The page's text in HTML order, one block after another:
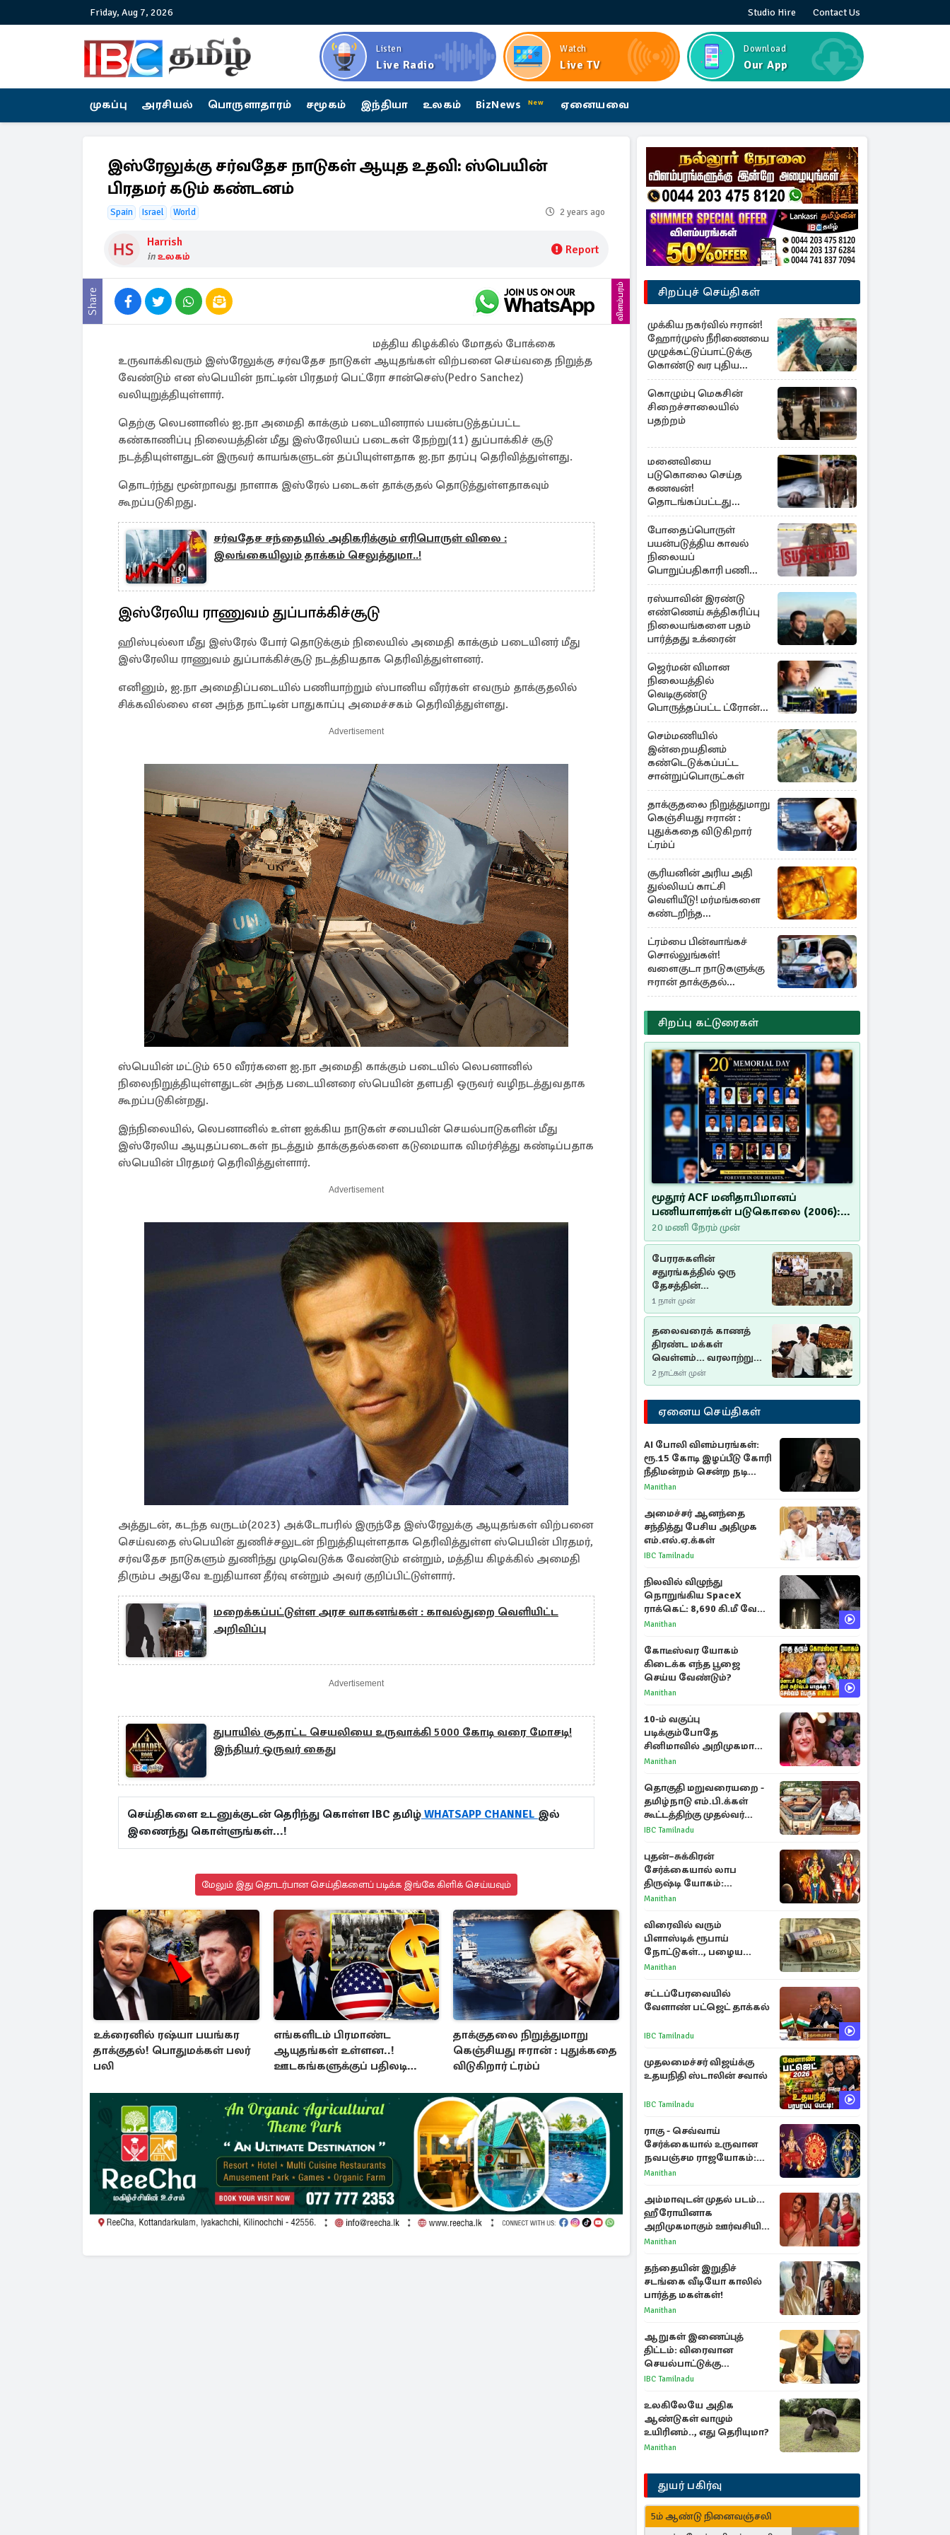
Friday, Aug 7, 2026 Studio Hire Contact Us
Listen
Live Radio
Watch
Live TV
Download
Our App
முகப்பு அரசியல் பொருளாதாரம் சமூகம் இந்தியா உலகம் BizNews New ஏனையவை
இஸ்ரேலுக்கு சர்வதேச நாடுகள் ஆயுத உதவி: ஸ்பெயின்
பிரதமர் கடும் கண்டனம்
Spain Israel World 2 years ago
Harrish
inஉலகம் Report
Share விளம்பரம்
மத்திய கிழக்கில் மோதல் போக்கை
உருவாக்கிவரும் இஸ்ரேலுக்கு சர்வதேச நாடுகள் ஆயுதங்கள் விற்பனை செய்வதை நிறுத்த
வேண்டும் என ஸ்பெயின் நாட்டின் பிரதமர் பெட்ரோ சான்செஸ்(Pedro Sanchez)
வலியுறுத்தியுள்ளார்.
தெற்கு லெபனானில் ஐ.நா அமைதி காக்கும் படையினரால் பயன்படுத்தப்பட்ட
கண்காணிப்பு நிலையத்தின் மீது இஸ்ரேலியப் படைகள் நேற்று(11) துப்பாக்கிச் சூடு
நடத்தியுள்ளதுடன் இருவர் காயங்களுடன் தப்பியுள்ளதாக ஐ.நா தரப்பு தெரிவித்துள்ளது.
தொடர்ந்து மூன்றாவது நாளாக இஸ்ரேல் படைகள் தாக்குதல் தொடுத்துள்ளதாகவும்
கூறப்படுகிறது.
சர்வதேச சந்தையில் அதிகரிக்கும் எரிபொருள் விலை :
இலங்கையிலும் தாக்கம் செலுத்துமா..!
இஸ்ரேலிய ராணுவம் துப்பாக்கிச்சூடு
ஹிஸ்புல்லா மீது இஸ்ரேல் போர் தொடுக்கும் நிலையில் அமைதி காக்கும் படையினர் மீது
இஸ்ரேலிய ராணுவம் துப்பாக்கிச்சூடு நடத்தியதாக தெரிவித்துள்ளனர்.
எனினும், ஐ.நா அமைதிப்படையில் பணியாற்றும் ஸ்பானிய வீரர்கள் எவரும் தாக்குதலில்
சிக்கவில்லை என அந்த நாட்டின் பாதுகாப்பு அமைச்சகம் தெரிவித்துள்ளது.
Advertisement
ஸ்பெயின் மட்டும் 650 வீரர்களை ஐ.நா அமைதி காக்கும் படையில் லெபனானில்
நிலைநிறுத்தியுள்ளதுடன் அந்த படையினரை ஸ்பெயின் தளபதி ஒருவர் வழிநடத்துவதாக
கூறப்படுகின்றது.
இந்நிலையில், லெபனானில் உள்ள ஐக்கிய நாடுகள் சபையின் செயல்பாடுகளின் மீது
இஸ்ரேலிய ஆயுதப்படைகள் நடத்தும் தாக்குதல்களை கடுமையாக விமர்சித்து கண்டிப்பதாக
ஸ்பெயின் பிரதமர் தெரிவித்துள்ளார்.
Advertisement
அத்துடன், கடந்த வருடம்(2023) அக்டோபரில் இருந்தே இஸ்ரேலுக்கு ஆயுதங்கள் விற்பனை
செய்வதை ஸ்பெயின் துணிச்சலுடன் நிறுத்தியுள்ளதாக தெரிவித்துள்ள ஸ்பெயின் பிரதமர்,
சர்வதேச நாடுகளும் துணிந்து முடிவெடுக்க வேண்டும் என்றும், மத்திய கிழக்கில் அமைதி
திரும்ப அதுவே உறுதியான தீர்வு என்றும் அவர் குறிப்பிட்டுள்ளார்.
மறைக்கப்பட்டுள்ள அரச வாகனங்கள் : காவல்துறை வெளியிட்ட
அறிவிப்பு
Advertisement
துபாயில் சூதாட்ட செயலியை உருவாக்கி 5000 கோடி வரை மோசடி!
இந்தியர் ஒருவர் கைது
செய்திகளை உடனுக்குடன் தெரிந்து கொள்ள IBC தமிழ் WHATSAPP CHANNEL இல்
இணைந்து கொள்ளுங்கள்...!
மேலும் இது தொடர்பான செய்திகளைப் படிக்க இங்கே கிளிக் செய்யவும்
உக்ரைனில் ரஷ்யா பயங்கர
தாக்குதல்! பொதுமக்கள் பலர்
பலி
எங்களிடம் பிரமாண்ட
ஆயுதங்கள் உள்ளன..!
ஊடகங்களுக்குப் பதிலடி
தாக்குதலை நிறுத்துமாறு
கெஞ்சியது ஈரான் : புதுக்கதை
விடுகிறார் ட்ரம்ப்
சிறப்புச் செய்திகள்
முக்கிய நகர்வில் ஈரான்!
ஹோர்முஸ் நீரிணையை
முழுக்கட்டுப்பாட்டுக்கு
கொண்டு வர புதிய
சட்டமூலம்
கொழும்பு மெகசின்
சிறைச்சாலையில்
பதற்றம்
மனைவியை
படுகொலை செய்த
கணவன்!
தொடங்கப்பட்டது
விசாரணை
போதைப்பொருள்
பயன்படுத்திய காவல்
நிலையப்
பொறுப்பதிகாரி பணி
இடைநீக்கம்
ரஸ்யாவின் இரண்டு
எண்ணெய் சுத்திகரிப்பு
நிலையங்களை பதம்
பார்த்தது உக்ரைன்
ஜெர்மன் விமான
நிலையத்தில்
வெடிகுண்டு
பொருத்தப்பட்ட ட்ரோன்!
தப்பியது உக்ரைன்
விமானம்
செம்மணியில்
இன்றையதினம்
கண்டெடுக்கப்பட்ட
சான்றுப்பொருட்கள்
தாக்குதலை நிறுத்துமாறு
கெஞ்சியது ஈரான் :
புதுக்கதை விடுகிறார்
ட்ரம்ப்
சூரியனின் அரிய அதி
துல்லியப் காட்சி
வெளியீடு! மர்மங்களை
கண்டறிந்த
விஞ்ஞானிகள்
ட்ரம்பை பின்வாங்கச்
சொல்லுங்கள்!
வளைகுடா நாடுகளுக்கு
ஈரான் தாக்குதல்
எச்சரிக்கை
சிறப்பு கட்டுரைகள்
மூதூர் ACF மனிதாபிமானப்
பணியாளர்கள் படுகொலை (2006):
20 ஆண்டுகளாகியும் நீதி
மறுக்கப்பட்ட மனிதாபிமானப்
பேரவலம்
20 மணி நேரம் முன்
பேரரசுகளின்
சதுரங்கத்தில் ஒரு
தேசத்தின்
தீர்க்கதரிசனம் :
சுதுமலை பிரகடனம்
ஒரு வரலாற்றுப் பாடம்
1 நாள் முன்
தலைவரைக் காணத்
திரண்ட மக்கள்
வெள்ளம்... வரலாற்றுச்
சிறப்புமிக்க சுதுமலைப்
பிரகடனம்…
2 நாட்கள் முன்
ஏனைய செய்திகள்
AI போலி விளம்பரங்கள்:
ரூ.15 கோடி இழப்பீடு கோரி
நீதிமன்றம் சென்ற நடிகை
ஸ்ருதி ஹாசன்!
Manithan
அமைச்சர் ஆனந்தை
சந்தித்து பேசிய அதிமுக
எம்.எல்.ஏ.க்கள்
IBC Tamilnadu
நிலவில் விழுந்து
நொறுங்கிய SpaceX
ராக்கெட்: 8,690 கி.மீ வேக
மோதலால் உருவான புதிய
Manithan
கோடீஸ்வர யோகம்
கிடைக்க எந்த பூஜை
செய்ய வேண்டும்?
Manithan
10-ம் வகுப்பு
படிக்கும்போதே
சினிமாவில் அறிமுகமான
த்ரிஷா! உண்மையை
காந்தி
Manithan
தொகுதி மறுவரையறை -
தமிழ்நாடு எம்.பி.க்கள்
கூட்டத்திற்கு முதல்வர்
விஜய் அழைப்பு
IBC Tamilnadu
புதன்–சுக்கிரன்
சேர்க்கையால் லாப
திருஷ்டி யோகம்:
அதிர்ஷ்டம் பெறும் டாப் 3
Manithan
விரைவில் வரும்
பிளாஸ்டிக் ரூபாய்
நோட்டுகள்.., பழைய
காகித நோட்டுகள்
Manithan
சட்டப்பேரவையில்
வேளாண் பட்ஜெட் தாக்கல்
IBC Tamilnadu
முதலமைச்சர் விஜய்க்கு
உதயநிதி ஸ்டாலின் சவால்
IBC Tamilnadu
ராகு - செவ்வாய்
சேர்க்கையால் உருவான
நவபஞ்சம ராஜயோகம்:
அதிர்ஷ்டம் பெறும் 3
Manithan
அம்மாவுடன் முதல் படம்...
ஹீரோயினாக
அறிமுகமாகும் ஊர்வசியின்
மகள் தேஜலட்சுமி!
Manithan
தந்தையின் இறுதிச்
சடங்கை வீடியோ காலில்
பார்த்த மகள்கள்!
Manithan
ஆறுகள் இணைப்புத்
திட்டம்: விரைவான
செயல்பாட்டுக்கு
பிரதமருக்கு முதலமைச்சர்
IBC Tamilnadu
உலகிலேயே அதிக
ஆண்டுகள் வாழும்
உயிரினம்.., எது தெரியுமா?
Manithan
துயர் பகிர்வு
5ம் ஆண்டு நினைவஞ்சலி